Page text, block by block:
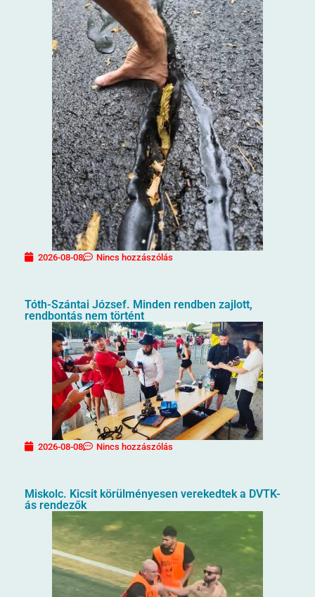
2026-08-08 Nincs hozzászólás
Tóth-Szántai József. Minden rendben zajlott,
rendbontás nem történt
2026-08-08 Nincs hozzászólás
Miskolc. Kicsit körülményesen verekedtek a DVTK-
ás rendezők